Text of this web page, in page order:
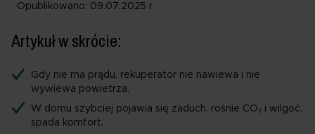
Opublikowano: 09.07.2025 r
Artykuł w skrócie:
Gdy nie ma prądu, rekuperator nie nawiewa i nie
wywiewa powietrza.
W domu szybciej pojawia się zaduch, rośnie CO₂ i wilgoć,
spada komfort.